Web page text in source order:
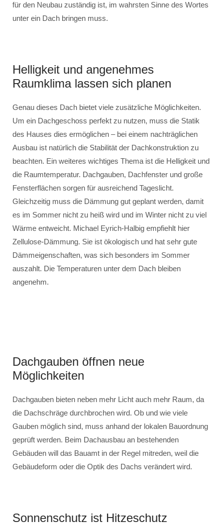
für den Neubau zuständig ist, im wahrsten Sinne des Wortes
unter ein Dach bringen muss.
Helligkeit und angenehmes
Raumklima lassen sich planen
Genau dieses Dach bietet viele zusätzliche Möglichkeiten.
Um ein Dachgeschoss perfekt zu nutzen, muss die Statik
des Hauses dies ermöglichen – bei einem nachträglichen
Ausbau ist natürlich die Stabilität der Dachkonstruktion zu
beachten. Ein weiteres wichtiges Thema ist die Helligkeit und
die Raumtemperatur. Dachgauben, Dachfenster und große
Fensterflächen sorgen für ausreichend Tageslicht.
Gleichzeitig muss die Dämmung gut geplant werden, damit
es im Sommer nicht zu heiß wird und im Winter nicht zu viel
Wärme entweicht. Michael Eyrich-Halbig empfiehlt hier
Zellulose-Dämmung. Sie ist ökologisch und hat sehr gute
Dämmeigenschaften, was sich besonders im Sommer
auszahlt. Die Temperaturen unter dem Dach bleiben
angenehm.
Dachgauben öffnen neue
Möglichkeiten
Dachgauben bieten neben mehr Licht auch mehr Raum, da
die Dachschräge durchbrochen wird. Ob und wie viele
Gauben möglich sind, muss anhand der lokalen Bauordnung
geprüft werden. Beim Dachausbau an bestehenden
Gebäuden will das Bauamt in der Regel mitreden, weil die
Gebäudeform oder die Optik des Dachs verändert wird.
Sonnenschutz ist Hitzeschutz